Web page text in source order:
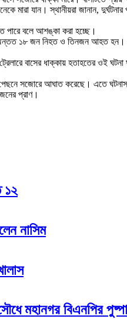
মারা যান। স্থানীয়রা জানান,
পারে বলে আশঙ্কা করা হচ্ছে।
১৮ জন নিহত ও তিনজন আহত হন।
বাসের ধাক্কায় হতাহতের ওই
পেছনে সজোরে আঘাত করেছে। এতে
প্রাণ।
১২
নাসিম
মহানগর বিএনপির